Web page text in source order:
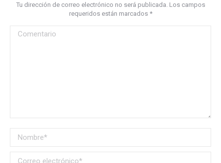
Tu dirección de correo electrónico no será publicada. Los campos
requeridos están marcados *
Comentario
Nombre *
Correo electrónico *